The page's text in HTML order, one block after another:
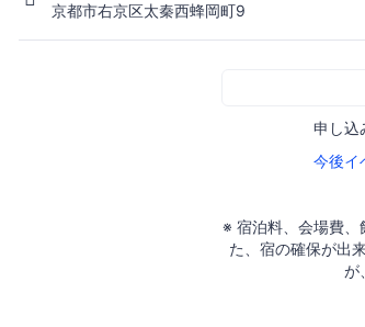
京都市右京区太秦西蜂岡町9
申し込
今後イ
※ 宿泊料、会場費、
た、宿の確保が出
が